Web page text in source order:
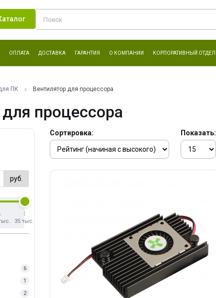
ОПЛАТА ДОСТАВКА ГАРАНТИЯ О КОМПАНИИ КОРПОРАТИВНЫЙ ОТДЕЛ
ПК Вентилятор для процессора
процессора
руб.
35 тыс.
6
1
2
Сортировка: Показать: